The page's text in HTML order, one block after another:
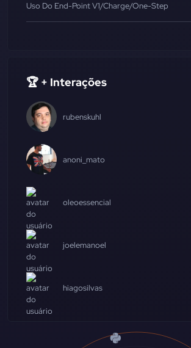
Uso Do End-Point V1/charge/one-Step
🏆 + Interações
rubenskuhl
anoni_mato
oleoessencial
joelemanoel
hiagosilvas